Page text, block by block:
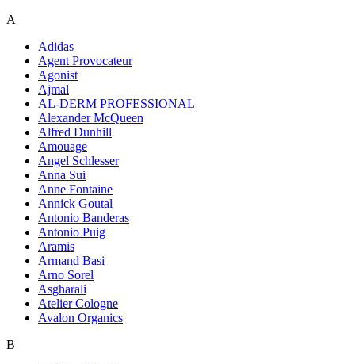
A
Adidas
Agent Provocateur
Agonist
Ajmal
AL-DERM PROFESSIONAL
Alexander McQueen
Alfred Dunhill
Amouage
Angel Schlesser
Anna Sui
Anne Fontaine
Annick Goutal
Antonio Banderas
Antonio Puig
Aramis
Armand Basi
Arno Sorel
Asgharali
Atelier Cologne
Avalon Organics
B